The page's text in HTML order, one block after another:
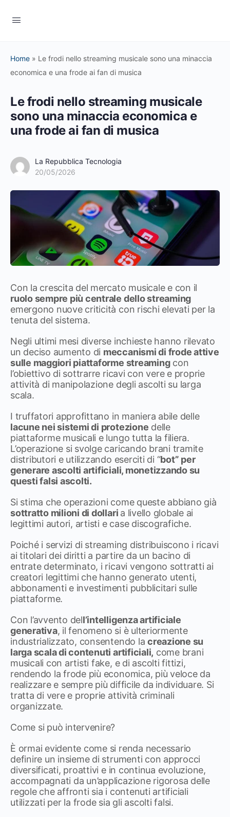
Home » Le frodi nello streaming musicale sono una minaccia
economica e una frode ai fan di musica
Le frodi nello streaming musicale
sono una minaccia economica e
una frode ai fan di musica
La Repubblica Tecnologia
20/05/2026
Con la crescita del mercato musicale e con il
ruolo sempre più centrale dello streaming
emergono nuove criticità con rischi elevati per la
tenuta del sistema.
Negli ultimi mesi diverse inchieste hanno rilevato
un deciso aumento di meccanismi di frode attive
sulle maggiori piattaforme streamingcon
l’obiettivo di sottrarre ricavi con vere e proprie
attività di manipolazione degli ascolti su larga
scala.
I truffatori approfittano in maniera abile delle
lacune nei sistemi di protezione delle
piattaforme musicali e lungo tutta la filiera.
L’operazione si svolge caricando brani tramite
distributori e utilizzando eserciti di “bot” per
generare ascolti artificiali, monetizzando su
questi falsi ascolti.
Si stima che operazioni come queste abbiano già
sottratto milioni di dollari a livello globale ai
legittimi autori, artisti e case discografiche.
Poiché i servizi di streaming distribuiscono i ricavi
ai titolari dei diritti a partire da un bacino di
entrate determinato, i ricavi vengono sottratti ai
creatori legittimi che hanno generato utenti,
abbonamenti e investimenti pubblicitari sulle
piattaforme.
Con l’avvento dell’intelligenza artificiale
generativa, il fenomeno si è ulteriormente
industrializzato, consentendo lacreazione su
larga scala di contenuti artificiali, come brani
musicali con artisti fake, e di ascolti fittizi,
rendendo la frode più economica, più veloce da
realizzare e sempre più difficile da individuare. Si
tratta di vere e proprie attività criminali
organizzate.
Come si può intervenire?
È ormai evidente come si renda necessario
definire un insieme di strumenti con approcci
diversificati, proattivi e in continua evoluzione,
accompagnati da un’applicazione rigorosa delle
regole che affronti sia i contenuti artificiali
utilizzati per la frode sia gli ascolti falsi.